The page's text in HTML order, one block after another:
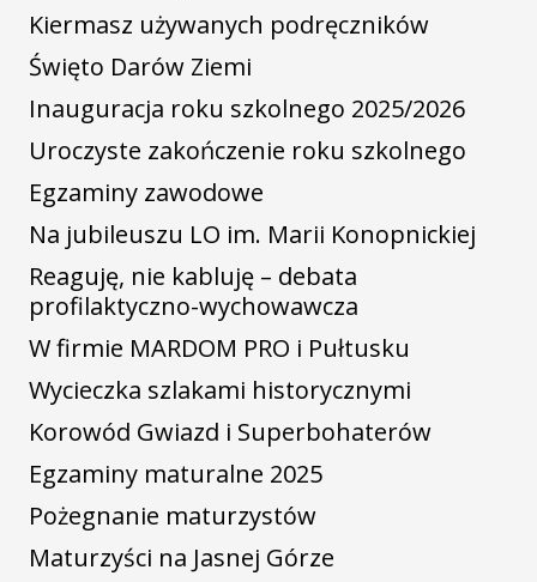
Kiermasz używanych podręczników
Święto Darów Ziemi
Inauguracja roku szkolnego 2025/2026
Uroczyste zakończenie roku szkolnego
Egzaminy zawodowe
Na jubileuszu LO im. Marii Konopnickiej
Reaguję, nie kabluję – debata
profilaktyczno-wychowawcza
W firmie MARDOM PRO i Pułtusku
Wycieczka szlakami historycznymi
Korowód Gwiazd i Superbohaterów
Egzaminy maturalne 2025
Pożegnanie maturzystów
Maturzyści na Jasnej Górze